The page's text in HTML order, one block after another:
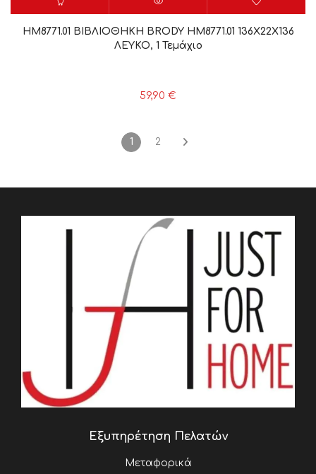
HM8771.01 ΒΙΒΛΙΟΘΗΚΗ BRODY HM8771.01 136X22X136
ΛΕΥΚΟ, 1 Τεμάχιο
59,90 €
1 2
Εξυπηρέτηση Πελατών
Μεταφορικά